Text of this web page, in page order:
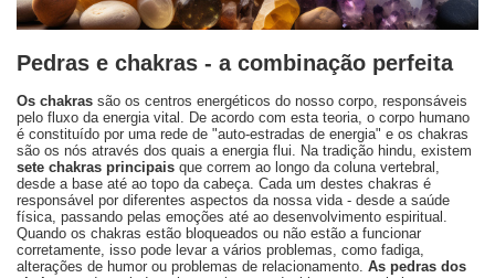
Pedras e chakras - a combinação perfeita
Os chakras são os centros energéticos do nosso corpo, responsáveis
pelo fluxo da energia vital. De acordo com esta teoria, o corpo humano
é constituído por uma rede de "auto-estradas de energia" e os chakras
são os nós através dos quais a energia flui. Na tradição hindu, existem
sete chakras principais que correm ao longo da coluna vertebral,
desde a base até ao topo da cabeça. Cada um destes chakras é
responsável por diferentes aspectos da nossa vida - desde a saúde
física, passando pelas emoções até ao desenvolvimento espiritual.
Quando os chakras estão bloqueados ou não estão a funcionar
corretamente, isso pode levar a vários problemas, como fadiga,
alterações de humor ou problemas de relacionamento. As pedras dos